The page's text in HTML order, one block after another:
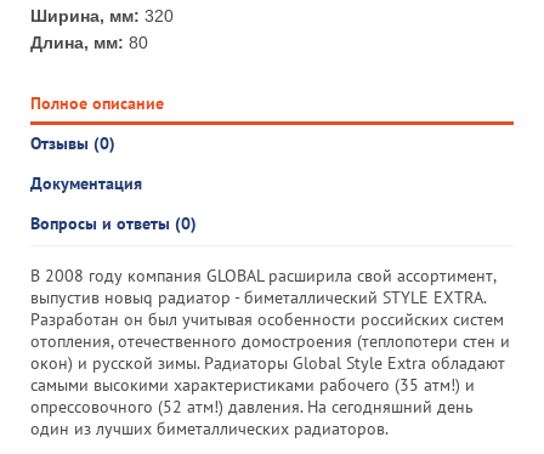
Ширина, мм: 320
Длина, мм: 80
Полное описание
Отзывы (0)
Документация
Вопросы и ответы (0)
В 2008 году компания GLOBAL расширила свой ассортимент,
выпустив новыq радиатор - биметаллический STYLE EXTRA.
Разработан он был учитывая особенности российских систем
отопления, отечественного домостроения (теплопотери стен и
окон) и русской зимы. Радиаторы Global Style Extra обладают
самыми высокими характеристиками рабочего (35 атм!) и
опрессовочного (52 атм!) давления. На сегодняшний день
один из лучших биметаллических радиаторов.